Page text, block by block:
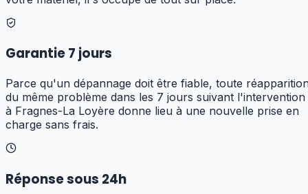
Garantie 7 jours
Parce qu'un dépannage doit être fiable, toute
du même problème dans les 7 jours suivant l'intervention
à Fragnes-La Loyère donne lieu à une nouvelle prise en
charge sans frais.
Réponse sous 24h